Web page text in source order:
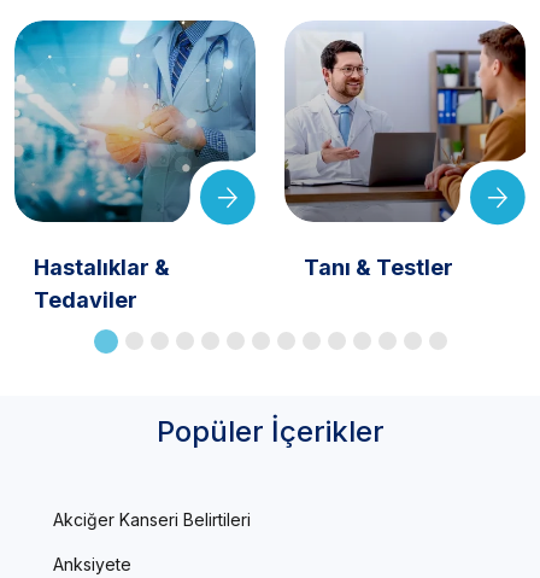
Hastalıklar &
Tedaviler
Tanı & Testler
Popüler İçerikler
Akciğer Kanseri Belirtileri
Anksiyete